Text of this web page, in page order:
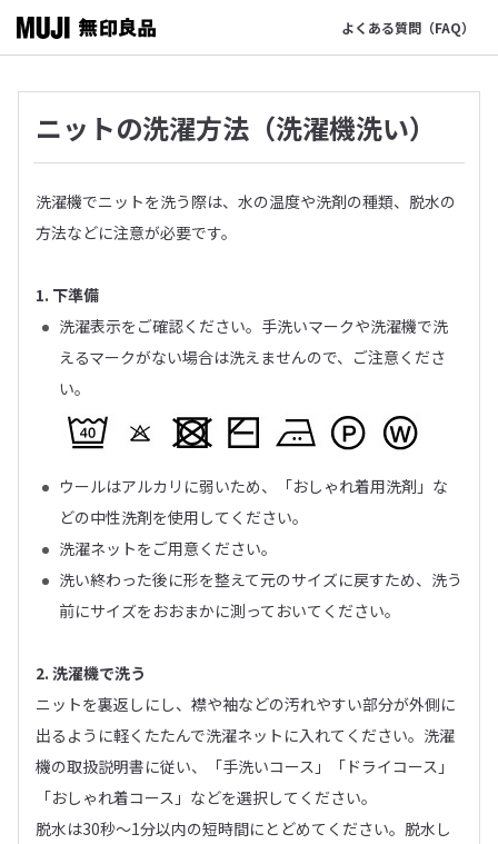
よくある質問（FAQ）
ニットの洗濯方法（洗濯機洗い）
洗濯機でニットを洗う際は、水の温度や洗剤の種類、脱水の
方法などに注意が必要です。
1. 下準備
洗濯表示をご確認ください。手洗いマークや洗濯機で洗
えるマークがない場合は洗えませんので、ご注意くださ
い。
ウールはアルカリに弱いため、「おしゃれ着用洗剤」な
どの中性洗剤を使用してください。
洗濯ネットをご用意ください。
洗い終わった後に形を整えて元のサイズに戻すため、洗う
前にサイズをおおまかに測っておいてください。
2. 洗濯機で洗う
ニットを裏返しにし、襟や袖などの汚れやすい部分が外側に
出るように軽くたたんで洗濯ネットに入れてください。洗濯
機の取扱説明書に従い、「手洗いコース」「ドライコース」
「おしゃれ着コース」などを選択してください。
脱水は30秒〜1分以内の短時間にとどめてください。脱水し